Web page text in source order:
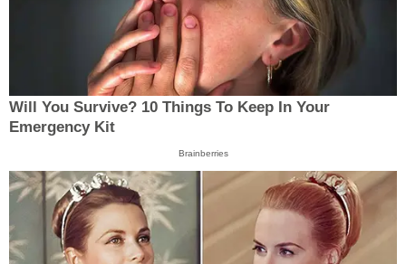
Will You Survive? 10 Things To Keep In Your
Emergency Kit
Brainberries